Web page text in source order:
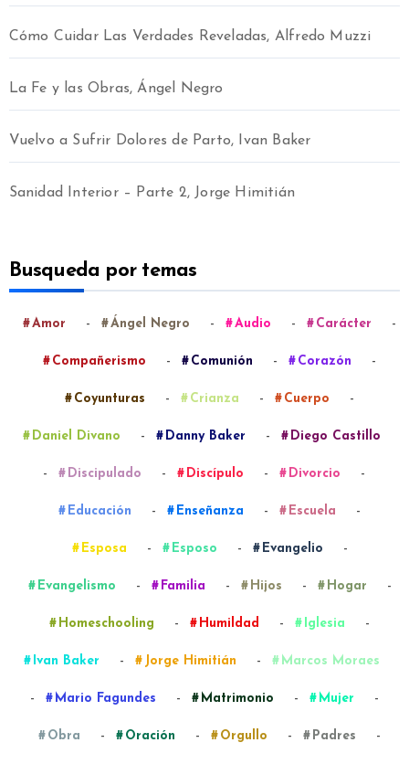
Cómo Cuidar Las Verdades Reveladas, Alfredo Muzzi
La Fe y las Obras, Ángel Negro
Vuelvo a Sufrir Dolores de Parto, Ivan Baker
Sanidad Interior – Parte 2, Jorge Himitián
Busqueda por temas
Amor - Ángel Negro - Audio - Carácter -
Compañerismo - Comunión - Corazón -
Coyunturas - Crianza - Cuerpo -
Daniel Divano - Danny Baker - Diego Castillo
- Discipulado - Discípulo - Divorcio -
Educación - Enseñanza - Escuela -
Esposa - Esposo - Evangelio -
Evangelismo - Familia - Hijos - Hogar -
Homeschooling - Humildad - Iglesia -
Ivan Baker - Jorge Himitián - Marcos Moraes
- Mario Fagundes - Matrimonio - Mujer -
Obra - Oración - Orgullo - Padres -